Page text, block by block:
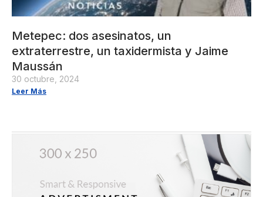
Metepec: dos asesinatos, un
extraterrestre, un taxidermista y Jaime
Maussán
30 octubre, 2024
Leer Más